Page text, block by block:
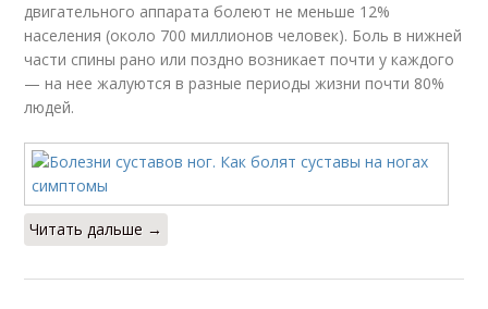
двигательного аппарата болеют не меньше 12%
населения (около 700 миллионов человек). Боль в нижней
части спины рано или поздно возникает почти у каждого
— на нее жалуются в разные периоды жизни почти 80%
людей.
Читать дальше →